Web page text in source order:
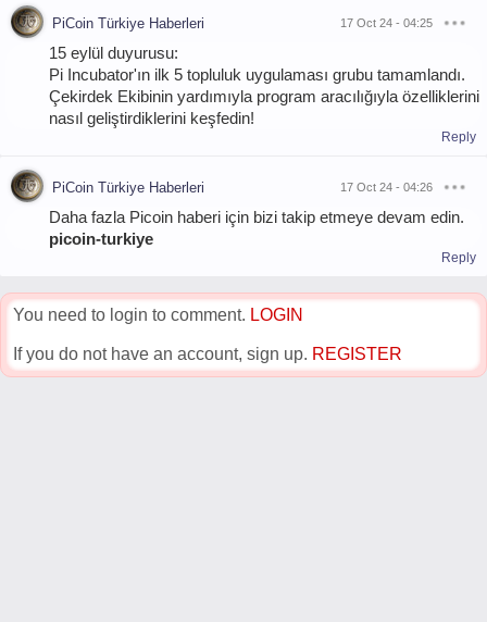
PiCoin Türkiye Haberleri 17 Oct 24 - 04:25
15 eylül duyurusu:
Pi Incubator'ın ilk 5 topluluk uygulaması grubu tamamlandı.
Çekirdek Ekibinin yardımıyla program aracılığıyla özelliklerini
nasıl geliştirdiklerini keşfedin!
Reply
PiCoin Türkiye Haberleri 17 Oct 24 - 04:26
Daha fazla Picoin haberi için bizi takip etmeye devam edin.
picoin-turkiye
Reply
You need to login to comment. LOGIN
If you do not have an account, sign up. REGISTER